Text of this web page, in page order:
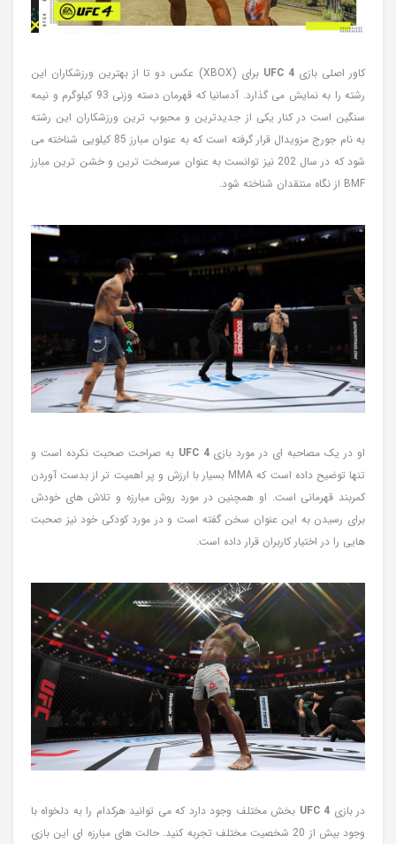
کاور اصلی بازیUFC 4
برای (XBOX) عکس دو تا از بهترین ورزشکاران این
رشته را به نمایش می گذارد. آدسانیا که قهرمان دسته وزنی 93 کیلوگرم و نیمه
سنگین است در کنار یکی از جدیدترین و محبوب ترین ورزشکاران این رشته
به نام جورج مزویدال قرار گرفته است که به عنوان مبارز 85 کیلویی شناخته می
شود که در سال 202 نیز توانست به عنوان سرسخت ترین و خشن ترین مبارز
BMF از نگاه منتقدان شناخته شود.
او در یک مصاحبه ای در مورد بازیUFC 4 به صراحت صحبت نکرده است و
تنها توضیح داده است که MMA بسیار با ارزش و پر اهمیت تر از بدست آوردن
کمربند قهرمانی است. او همچنین در مورد روش مبارزه و تلاش های خودش
برای رسیدن به این عنوان سخن گفته است و در مورد کودکی خود نیز صحبت
هایی را در اختیار کاربران قرار داده است.
در بازی UFC 4 بخش مختلف وجود دارد که می توانید هرکدام را به دلخواه با
وجود بیش از 20 شخصیت مختلف تجربه کنید. حالت های مبارزه ای این بازی